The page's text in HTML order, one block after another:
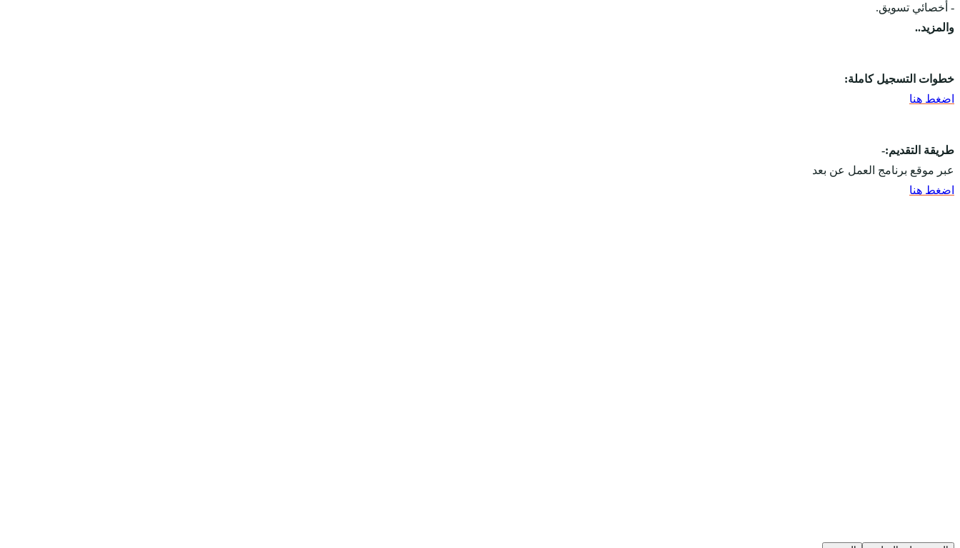
- أخصائي تسويق.
والمزيد..
خطوات التسجيل كاملة:
اضغط هنا
طريقة التقديم:-
عبر موقع برنامج العمل عن بعد
اضغط هنا